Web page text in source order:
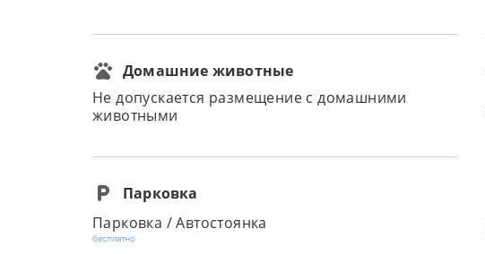
Домашние животные
Не допускается размещение с домашними
животными
Парковка
Парковка / Автостоянка
бесплатно